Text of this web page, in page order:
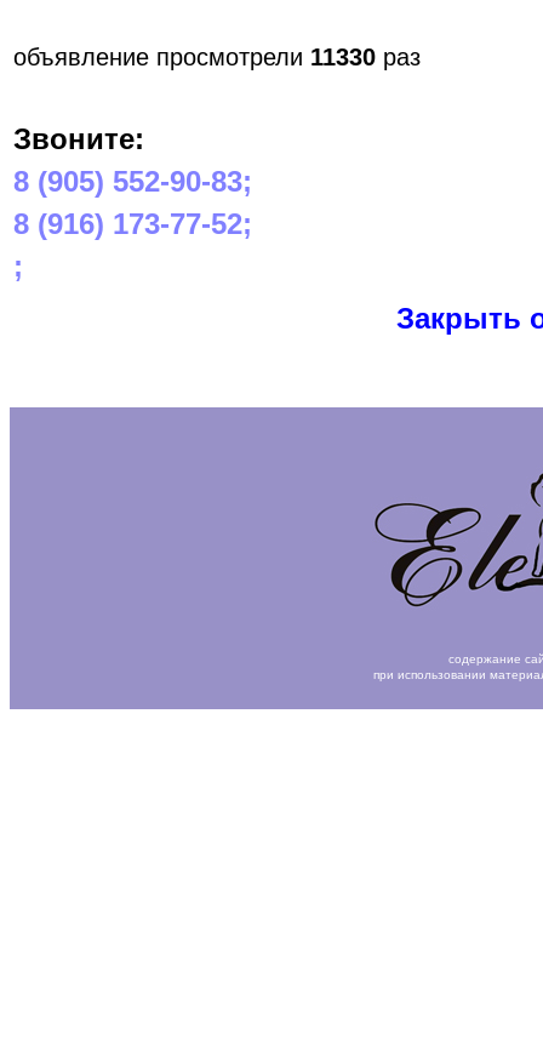
объявление просмотрели 11330 раз
Звоните:
8 (905) 552-90-83;
8 (916) 173-77-52;
;
Закрыть
содержание
при использовании